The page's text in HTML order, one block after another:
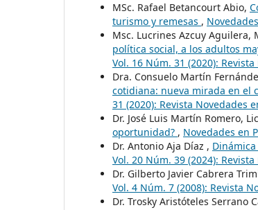
MSc. Rafael Betancourt Abio,
turismo y remesas ,
Msc. Lucrines Azcuy Aguilera,
política social, a los adultos
Vol. 16 Núm. 31 (2020):
Dra. Consuelo Martín
cotidiana: nueva mirada en el
31 (2020): Revista Novedades
Dr. José Luis Martín Romero,
oportunidad? , Novedades en
Dr. Antonio Aja Díaz ,
Vol. 20 Núm. 39 (2024):
Dr. Gilberto Javier Cabrera
Vol. 4 Núm. 7 (2008): Revista
Dr. Trosky Aristóteles Serrano